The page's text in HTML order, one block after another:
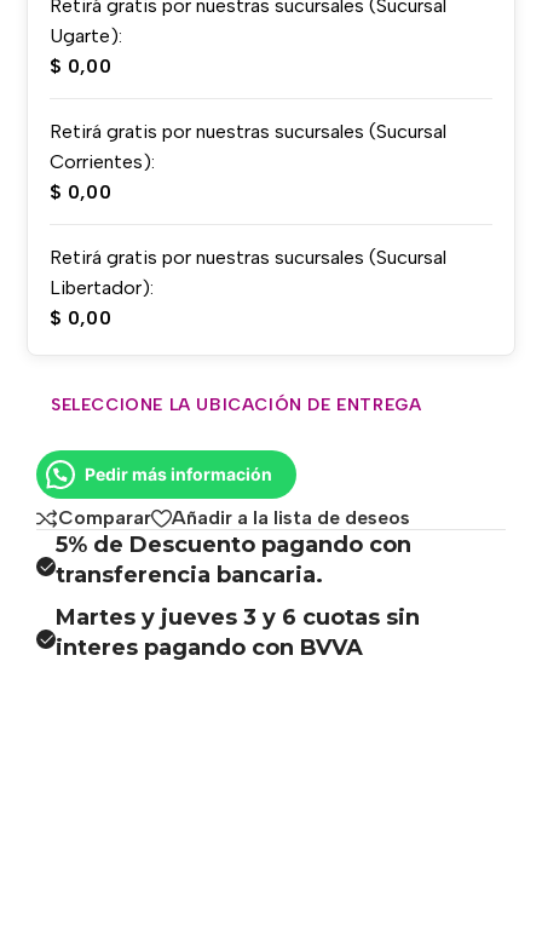
Retirá gratis por nuestras sucursales (Sucursal
Ugarte):
$ 0,00
Retirá gratis por nuestras sucursales (Sucursal
Corrientes):
$ 0,00
Retirá gratis por nuestras sucursales (Sucursal
Libertador):
$ 0,00
SELECCIONE LA UBICACIÓN DE ENTREGA
Pedir más información
Comparar Añadir a la lista de deseos
5% de Descuento pagando con
transferencia bancaria.
Martes y jueves 3 y 6 cuotas sin
interes pagando con BVVA